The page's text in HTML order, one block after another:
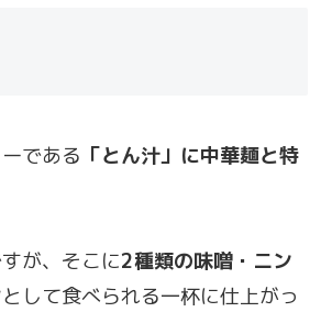
である 「とん汁」に中華麺と特
が、そこに2種類の味噌・ニン
して食べられる一杯に仕上がっ